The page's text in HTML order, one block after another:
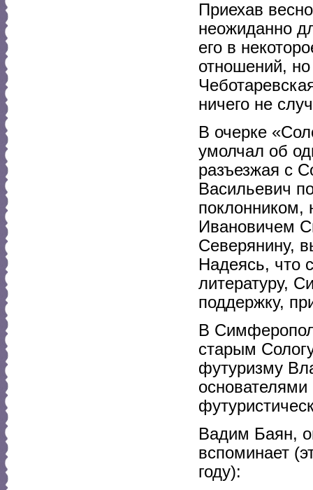
Приехав
неожиданно
его в
отношений,
ничего не
В очерке
умолчал об
разъезжая с
Васильевич
поклонником,
Ивановичем
Северянину,
Надеясь, что
литературу,
поддержку,
В
старым
футуризму
Вадим Баян,
вспоминает
году):